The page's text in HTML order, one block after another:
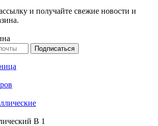
и получайте свежие новости и
В 1